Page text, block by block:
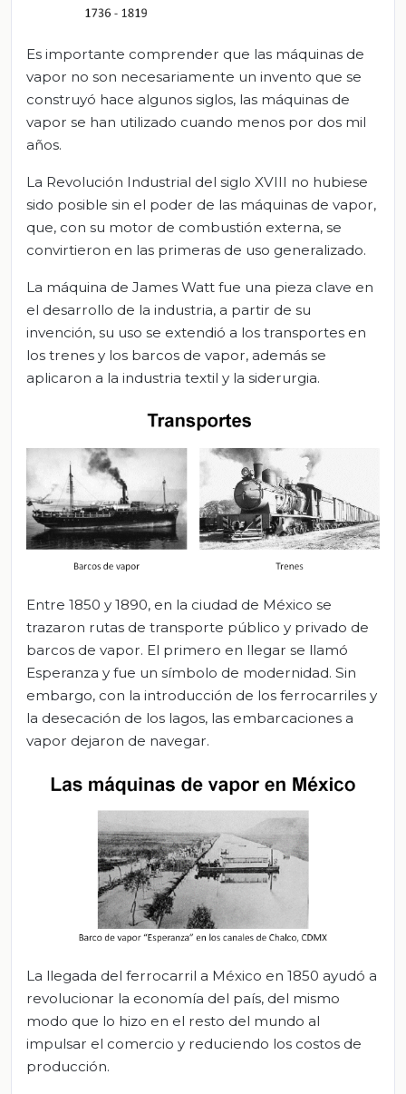
Es importante comprender que las máquinas de
vapor no son necesariamente un invento que se
construyó hace algunos siglos, las máquinas de
vapor se han utilizado cuando menos por dos mil
años.
La Revolución Industrial del siglo XVIII no hubiese
sido posible sin el poder de las máquinas de vapor,
que, con su motor de combustión externa, se
convirtieron en las primeras de uso generalizado.
La máquina de James Watt fue una pieza clave en
el desarrollo de la industria, a partir de su
invención, su uso se extendió a los transportes en
los trenes y los barcos de vapor, además se
aplicaron a la industria textil y la siderurgia.
Entre 1850 y 1890, en la ciudad de México se
trazaron rutas de transporte público y privado de
barcos de vapor. El primero en llegar se llamó
Esperanza y fue un símbolo de modernidad. Sin
embargo, con la introducción de los ferrocarriles y
la desecación de los lagos, las embarcaciones a
vapor dejaron de navegar.
La llegada del ferrocarril a México en 1850 ayudó a
revolucionar la economía del país, del mismo
modo que lo hizo en el resto del mundo al
impulsar el comercio y reduciendo los costos de
producción.